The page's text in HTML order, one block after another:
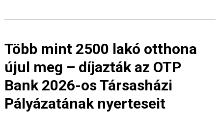
Több mint 2500 lakó otthona
újul meg – díjazták az OTP
Bank 2026-os Társasházi
Pályázatának nyerteseit